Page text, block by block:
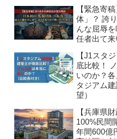
【緊急寄
体」？ 誇
んな屈辱
任者出て来
【J1スタ
底比較！
いのか？
タジアム
望）
【兵庫県
100%民間
年間600億